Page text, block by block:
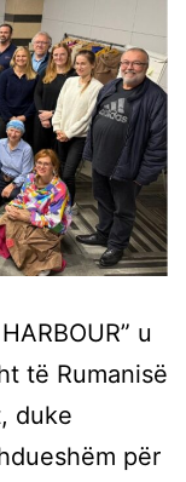
u
të Rumanisë
duke
për